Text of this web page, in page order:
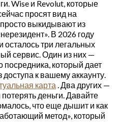
Wise и Revolut, которые
просят вид на
выкидывают из
В 2026 году
осталось три легальных
сервис. Один из них —
посредника, который дает
к вашему аккаунту.
карта . Два других —
деньги. Давайте
что еще дышит и как
метод», который